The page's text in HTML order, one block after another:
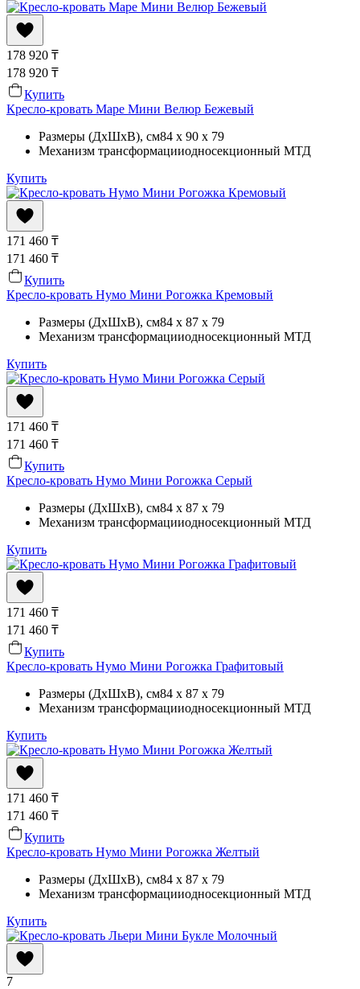
178 920 ₸
178 920 ₸
Купить
Кресло-кровать Маре Мини Велюр Бежевый
Размеры (ДхШхВ), см84 x 90 x 79
Механизм трансформацииодносекционный МТД
Купить
171 460 ₸
171 460 ₸
Купить
Кресло-кровать Нумо Мини Рогожка Кремовый
Размеры (ДхШхВ), см84 x 87 x 79
Механизм трансформацииодносекционный МТД
Купить
171 460 ₸
171 460 ₸
Купить
Кресло-кровать Нумо Мини Рогожка Серый
Размеры (ДхШхВ), см84 x 87 x 79
Механизм трансформацииодносекционный МТД
Купить
171 460 ₸
171 460 ₸
Купить
Кресло-кровать Нумо Мини Рогожка Графитовый
Размеры (ДхШхВ), см84 x 87 x 79
Механизм трансформацииодносекционный МТД
Купить
171 460 ₸
171 460 ₸
Купить
Кресло-кровать Нумо Мини Рогожка Желтый
Размеры (ДхШхВ), см84 x 87 x 79
Механизм трансформацииодносекционный МТД
Купить
7